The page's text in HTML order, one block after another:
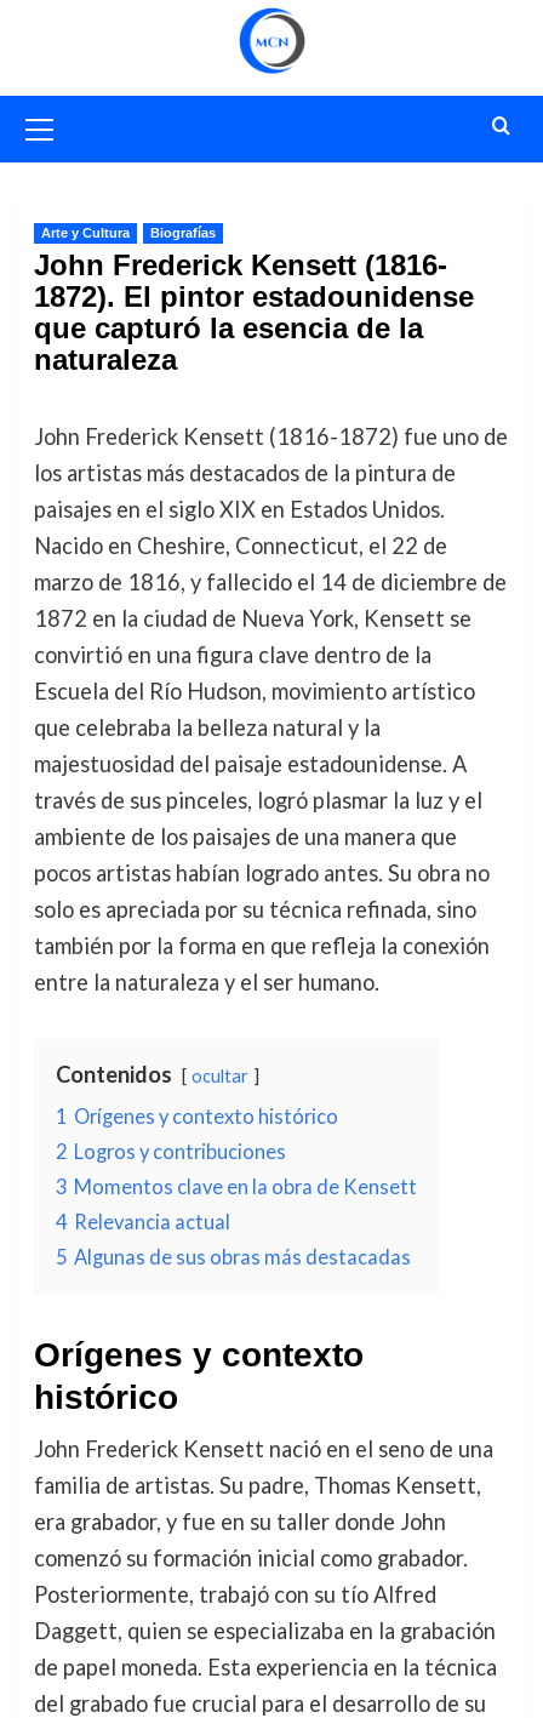
primario
Arte y Cultura Biografías
John Frederick Kensett (1816-
1872). El pintor estadounidense
que capturó la esencia de la
naturaleza
John Frederick Kensett (1816-1872) fue uno de
los artistas más destacados de la pintura de
paisajes en el siglo XIX en Estados Unidos.
Nacido en Cheshire, Connecticut, el 22 de
marzo de 1816, y fallecido el 14 de diciembre de
1872 en la ciudad de Nueva York, Kensett se
convirtió en una figura clave dentro de la
Escuela del Río Hudson, movimiento artístico
que celebraba la belleza natural y la
majestuosidad del paisaje estadounidense. A
través de sus pinceles, logró plasmar la luz y el
ambiente de los paisajes de una manera que
pocos artistas habían logrado antes. Su obra no
solo es apreciada por su técnica refinada, sino
también por la forma en que refleja la conexión
entre la naturaleza y el ser humano.
Contenidos ocultar
1 Orígenes y contexto histórico
2 Logros y contribuciones
3 Momentos clave en la obra de Kensett
4 Relevancia actual
5 Algunas de sus obras más destacadas
Orígenes y contexto
histórico
John Frederick Kensett nació en el seno de una
familia de artistas. Su padre, Thomas Kensett,
era grabador, y fue en su taller donde John
comenzó su formación inicial como grabador.
Posteriormente, trabajó con su tío Alfred
Daggett, quien se especializaba en la grabación
de papel moneda. Esta experiencia en la técnica
del grabado fue crucial para el desarrollo de su